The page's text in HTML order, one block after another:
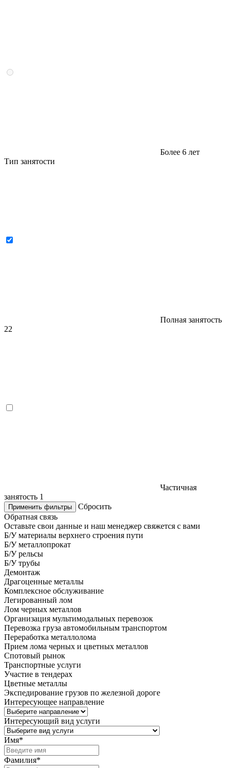
Более 6 лет
Тип занятости
Полная занятость
22
Частичная
занятость 1
Применить фильтры
Сбросить
Обратная связь
Оставьте свои данные и наш менеджер свяжется с вами
Б/У материалы верхнего строения пути
Б/У металлопрокат
Б/У рельсы
Б/У трубы
Демонтаж
Драгоценные металлы
Комплексное обслуживание
Легированный лом
Лом черных металлов
Организация мультимодальных перевозок
Перевозка груза автомобильным транспортом
Переработка металлолома
Прием лома черных и цветных металлов
Спотовый рынок
Транспортные услуги
Участие в тендерах
Цветные металлы
Экспедирование грузов по железной дороге
Интересующее направление
Интересующий вид услуги
Имя*
Фамилия*